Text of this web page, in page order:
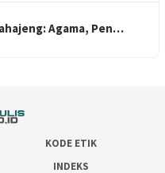
Agama, Pen…
KODE ETIK
INDEKS